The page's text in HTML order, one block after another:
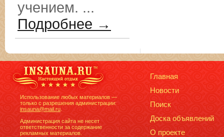
учением. ...
Подробнее →
Использование любых материалов —
только с разрешения администрации:
insauna@mail.ru
Администрация сайта не несет
ответственности за содержание
рекламных материалов.
Главная
Новости
Поиск
Доска объявлений
О проекте